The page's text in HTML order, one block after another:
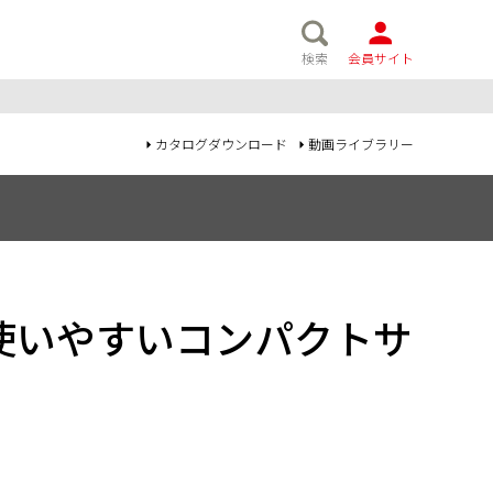
検索 会員サイト
カタログダウンロード 動画ライブラリー
やすいコンパクトサ